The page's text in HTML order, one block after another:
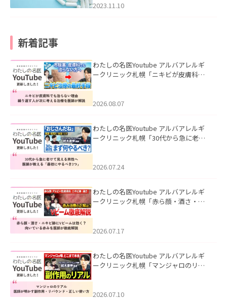
2023.11.10
新着記事
わたしの名医Youtube アルバアレルギ
ークリニック札幌「ニキビが皮膚科で
ました。
2026.08.07
わたしの名医Youtube アルバアレルギ
ークリニック札幌「30代から急に老け
た。
2026.07.24
わたしの名医Youtube アルバアレルギ
ークリニック札幌「赤ら顔・酒さ・ニ
した。
2026.07.17
わたしの名医Youtube アルバアレルギ
ークリニック札幌「マンジャロのリア
た。
2026.07.10